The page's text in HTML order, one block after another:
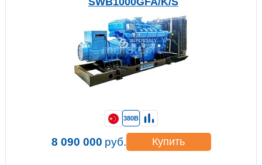
380В
8 090 000 руб. Купить